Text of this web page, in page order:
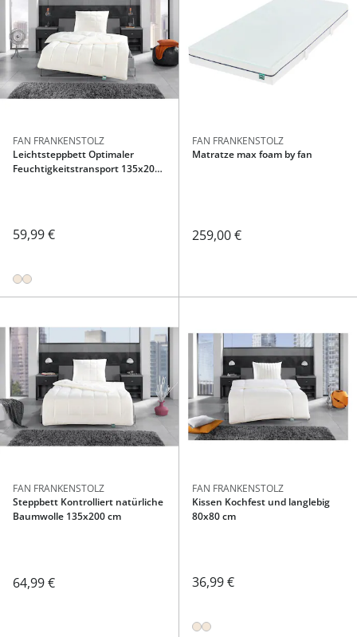
FAN FRANKENSTOLZ
Leichtsteppbett Optimaler
Feuchtigkeitstransport 135x200
59,99 €
FAN FRANKENSTOLZ
Matratze max foam by fan
259,00 €
FAN FRANKENSTOLZ
Steppbett Kontrolliert natürliche
Baumwolle 135x200 cm
64,99 €
FAN FRANKENSTOLZ
Kissen Kochfest und langlebig
80x80 cm
36,99 €